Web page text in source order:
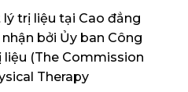
trị liệu tại Cao đẳng
bởi Ủy ban Công
liệu (The Commission
Therapy